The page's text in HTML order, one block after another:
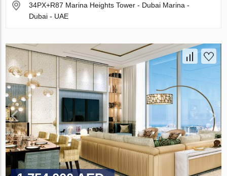
34PX+R87 Marina Heights Tower - Dubai Marina -
Dubai - UAE